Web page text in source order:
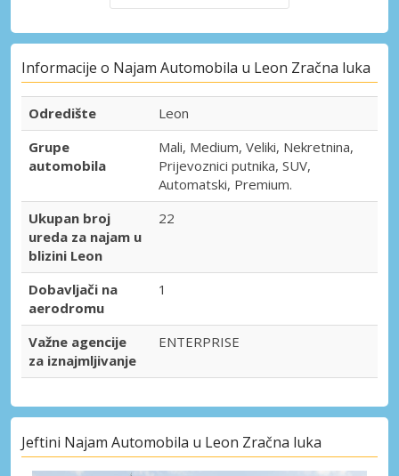
Informacije o Najam Automobila u Leon Zračna luka
Odredište
Leon
Grupe
automobila
Mali, Medium, Veliki, Nekretnina,
Prijevoznici putnika, SUV,
Automatski, Premium.
Ukupan broj
ureda za najam u
blizini Leon
22
Dobavljači na
aerodromu
1
Važne agencije
za iznajmljivanje
ENTERPRISE
Jeftini Najam Automobila u Leon Zračna luka